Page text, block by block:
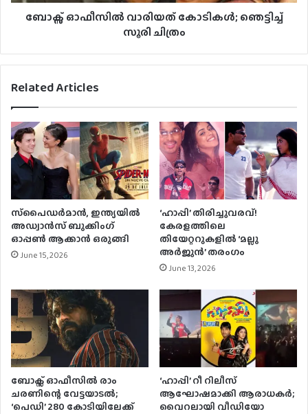
ബോക്സ് ഓഫീസിൽ വാരിയത് കോടികൾ; ഞെട്ടിച്ച്
സൂരി ചിത്രം
Related Articles
സ്‌പൈഡർമാൻ, ഇന്ത്യയിൽ
അഡ്വാൻസ് ബുക്കിംഗ്
ഓപ്പൺ ആക്കാൻ ഒരുങ്ങി
June 15, 2026
‘ഹാപ്പി’ തിരിച്ചുവരവ്!
കേരളത്തിലെ
തിയേറ്ററുകളിൽ ‘മല്ലു
അർജുൻ’ തരംഗം
June 13, 2026
ബോക്സ് ഓഫീസിൽ രാം
ചരണിന്റെ വേട്ടയാടൽ;
‘പെഡി’ 280 കോടിയിലേക്ക്
‘ഹാപ്പി’ റീ റിലീസ്
ആഘോഷമാക്കി ആരാധകർ;
വൈറലായി വീഡിയോ